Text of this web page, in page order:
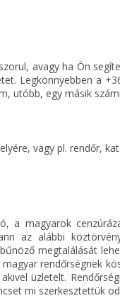
avagy ha Ön
Legkönnyebben a
utóbb, egy másik
vagy pl. rendőr,
a magyarok
az alábbi
megtalálását
rendőrségnek
üzletelt.
mi szerkesztettük